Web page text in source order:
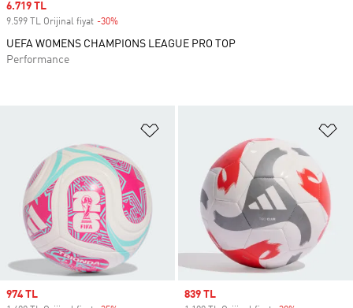
Sale price
974 TL Sale price
839 TL
Sale price
6.719 TL
9.599 TL Orijinal fiyat -30%
UEFA WOMENS CHAMPIONS LEAGUE PRO TOP
Performance